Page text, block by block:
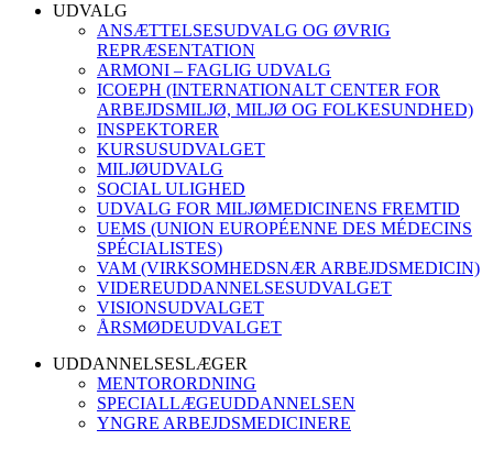
UDVALG
ANSÆTTELSESUDVALG OG ØVRIG
REPRÆSENTATION
ARMONI – FAGLIG UDVALG
ICOEPH (INTERNATIONALT CENTER FOR
ARBEJDSMILJØ, MILJØ OG FOLKESUNDHED)
INSPEKTORER
KURSUSUDVALGET
MILJØUDVALG
SOCIAL ULIGHED
UDVALG FOR MILJØMEDICINENS FREMTID
UEMS (UNION EUROPÉENNE DES MÉDECINS
SPÉCIALISTES)
VAM (VIRKSOMHEDSNÆR ARBEJDSMEDICIN)
VIDEREUDDANNELSESUDVALGET
VISIONSUDVALGET
ÅRSMØDEUDVALGET
UDDANNELSESLÆGER
MENTORORDNING
SPECIALLÆGEUDDANNELSEN
YNGRE ARBEJDSMEDICINERE